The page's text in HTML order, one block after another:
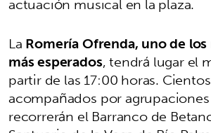
LaRomería Ofrenda, uno de
más esperados, tendrá lugar el
partir de las 17:00 horas.
acompañados por
recorrerán el Barranco de